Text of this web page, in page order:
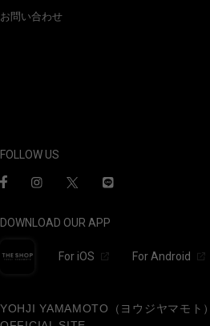
お問い合わせ
FOLLOW US
DOWNLOAD OUR APP
For iOS For Android
YOHJI YAMAMOTO（ヨウジヤマモト）